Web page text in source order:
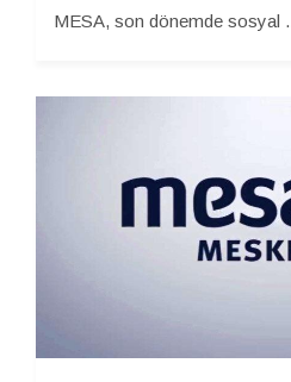
MESA, son dönemde sosyal